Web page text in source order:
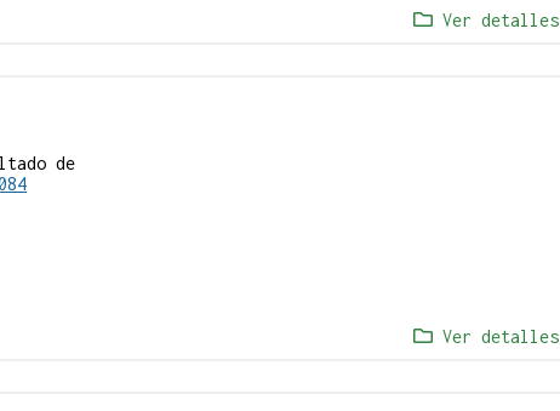
Ver detalles
de
Ver detalles